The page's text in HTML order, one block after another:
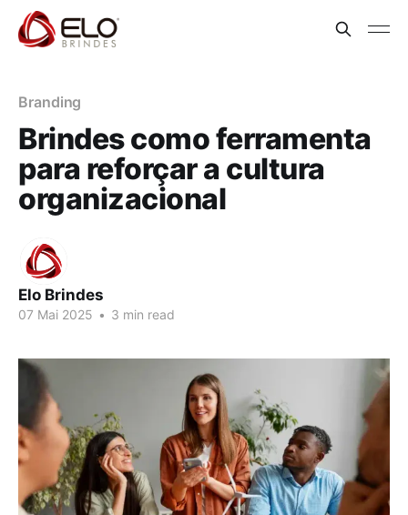
Branding
Brindes como ferramenta
para reforçar a cultura
organizacional
Elo Brindes
07 Mai 2025 • 3 min read